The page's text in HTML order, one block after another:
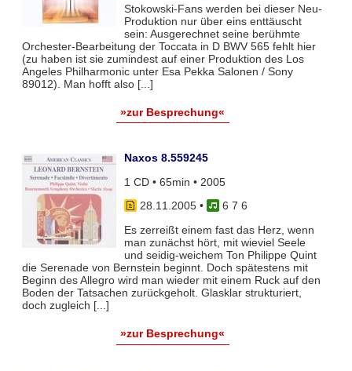
Stokowski-Fans werden bei dieser Neu-
Produktion nur über eins enttäuscht
sein: Ausgerechnet seine berühmte
Orchester-Bearbeitung der Toccata in D BWV 565 fehlt hier
(zu haben ist sie zumindest auf einer Produktion des Los
Angeles Philharmonic unter Esa Pekka Salonen / Sony
89012). Man hofft also [...]
»zur Besprechung«
Naxos 8.559245
1 CD • 65min • 2005
28.11.2005•
6 7 6
Es zerreißt einem fast das Herz, wenn
man zunächst hört, mit wieviel Seele
und seidig-weichem Ton Philippe Quint
die Serenade von Bernstein beginnt. Doch spätestens mit
Beginn des Allegro wird man wieder mit einem Ruck auf den
Boden der Tatsachen zurückgeholt. Glasklar strukturiert,
doch zugleich [...]
»zur Besprechung«